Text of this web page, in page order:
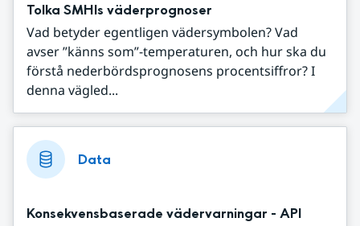
Tolka SMHIs väderprognoser
Vad betyder egentligen vädersymbolen? Vad
avser ”känns som”-temperaturen, och hur ska du
förstå nederbördsprognosens procentsiffror? I
denna vägled...
Data
Konsekvensbaserade vädervarningar - API